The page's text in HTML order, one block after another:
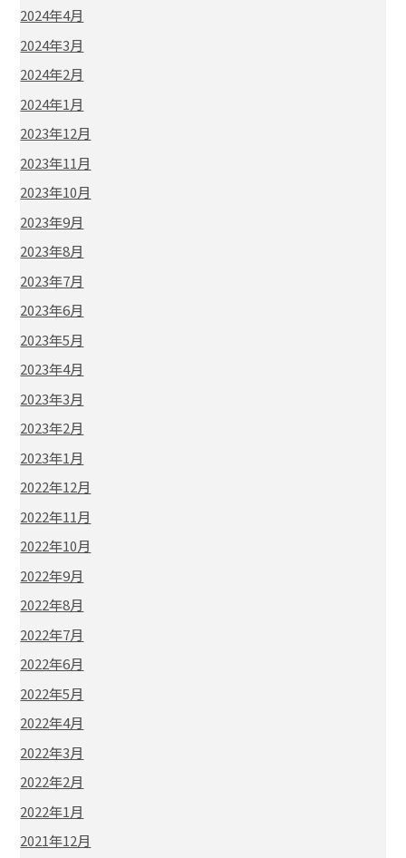
2024年4月
2024年3月
2024年2月
2024年1月
2023年12月
2023年11月
2023年10月
2023年9月
2023年8月
2023年7月
2023年6月
2023年5月
2023年4月
2023年3月
2023年2月
2023年1月
2022年12月
2022年11月
2022年10月
2022年9月
2022年8月
2022年7月
2022年6月
2022年5月
2022年4月
2022年3月
2022年2月
2022年1月
2021年12月